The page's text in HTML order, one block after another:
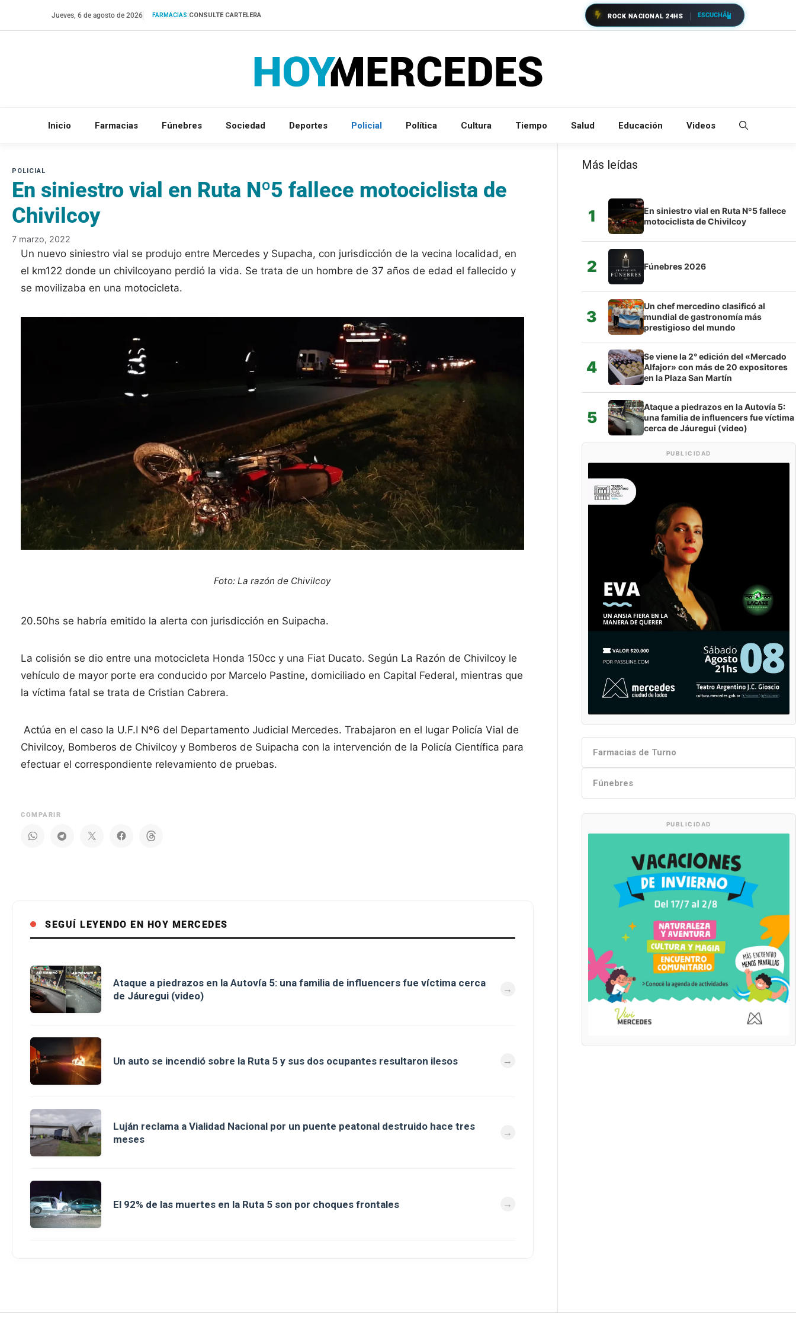
Jueves, 6 de agosto de 2026 FARMACIAS:CONSULTE CARTELERA ROCK NACIONAL 24HS ESCUCHÁ
Inicio Farmacias Fúnebres Sociedad Deportes Policial Política Cultura Tiempo Salud Educación Videos
En siniestro vial en Ruta Nº5 fallece motociclista de
Chivilcoy
7 marzo, 2022
Un nuevo siniestro vial se produjo entre Mercedes y Supacha, con jurisdicción de la vecina localidad, en
el km122 donde un chivilcoyano perdió la vida. Se trata de un hombre de 37 años de edad el fallecido y
se movilizaba en una motocicleta.
Foto: La razón de Chivilcoy
20.50hs se habría emitido la alerta con jurisdicción en Suipacha.
La colisión se dio entre una motocicleta Honda 150cc y una Fiat Ducato. Según La Razón de Chivilcoy le
vehículo de mayor porte era conducido por Marcelo Pastine, domiciliado en Capital Federal, mientras que
la víctima fatal se trata de Cristian Cabrera.
Actúa en el caso la U.F.I Nº6 del Departamento Judicial Mercedes. Trabajaron en el lugar Policía Vial de
Chivilcoy, Bomberos de Chivilcoy y Bomberos de Suipacha con la intervención de la Policía Científica para
efectuar el correspondiente relevamiento de pruebas.
COMPARIR
SEGUÍ LEYENDO EN HOY MERCEDES
Ataque a piedrazos en la Autovía 5: una familia de influencers fue víctima cerca
de Jáuregui (video)
Un auto se incendió sobre la Ruta 5 y sus dos ocupantes resultaron ilesos
Luján reclama a Vialidad Nacional por un puente peatonal destruido hace tres
meses
El 92% de las muertes en la Ruta 5 son por choques frontales
Más leídas
1
En siniestro vial en Ruta Nº5 fallece
motociclista de Chivilcoy
2 Fúnebres 2026
3
Un chef mercedino clasificó al
mundial de gastronomía más
prestigioso del mundo
4
Se viene la 2° edición del «Mercado
Alfajor» con más de 20 expositores
en la Plaza San Martín
5
Ataque a piedrazos en la Autovía 5:
una familia de influencers fue víctima
cerca de Jáuregui (video)
PUBLICIDAD
Farmacias de Turno
Fúnebres
PUBLICIDAD